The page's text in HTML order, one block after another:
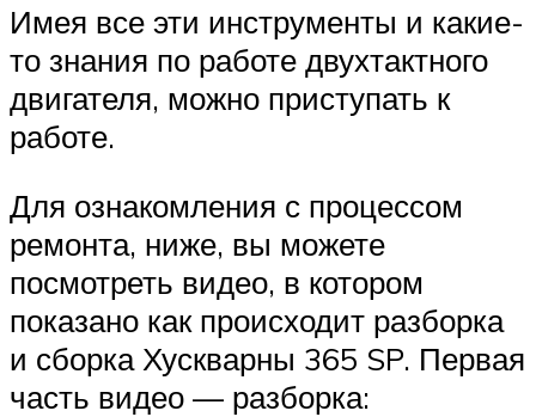
Имея все эти инструменты и какие-
то знания по работе двухтактного
двигателя, можно приступать к
работе.
Для ознакомления с процессом
ремонта, ниже, вы можете
посмотреть видео, в котором
показано как происходит разборка
и сборка Хускварны 365 SP. Первая
часть видео — разборка: